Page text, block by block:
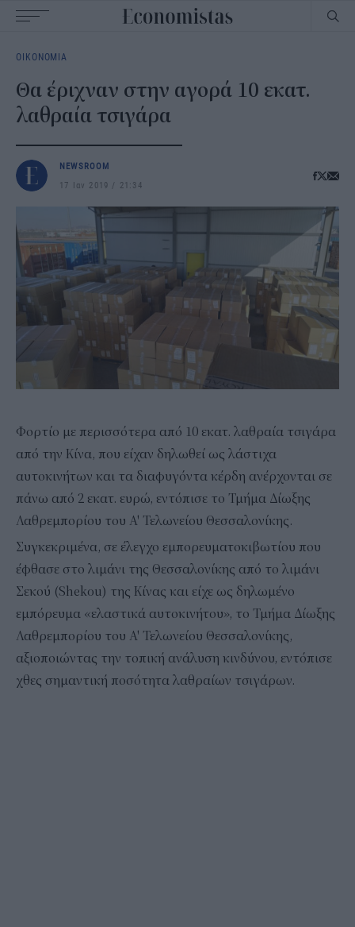
navigation
ΟΙΚΟΝΟΜΙΑ
Θα έριχναν στην αγορά 10 εκατ.
λαθραία τσιγάρα
NEWSROOM
17 Ιαν 2019
21:34
Φορτίο με περισσότερα από 10 εκατ. λαθραία τσιγάρα
από την Κίνα, που είχαν δηλωθεί ως λάστιχα
αυτοκινήτων και τα διαφυγόντα κέρδη ανέρχονται σε
πάνω από 2 εκατ. ευρώ, εντόπισε το Τμήμα Δίωξης
Λαθρεμπορίου του Α' Τελωνείου Θεσσαλονίκης.
Συγκεκριμένα, σε έλεγχο εμπορευματοκιβωτίου που
έφθασε στο λιμάνι της Θεσσαλονίκης από το λιμάνι
Σεκού (Shekou) της Κίνας και είχε ως δηλωμένο
εμπόρευμα «ελαστικά αυτοκινήτου», το Τμήμα Δίωξης
Λαθρεμπορίου του Α' Τελωνείου Θεσσαλονίκης,
αξιοποιώντας την τοπική ανάλυση κινδύνου, εντόπισε
χθες σημαντική ποσότητα λαθραίων τσιγάρων.